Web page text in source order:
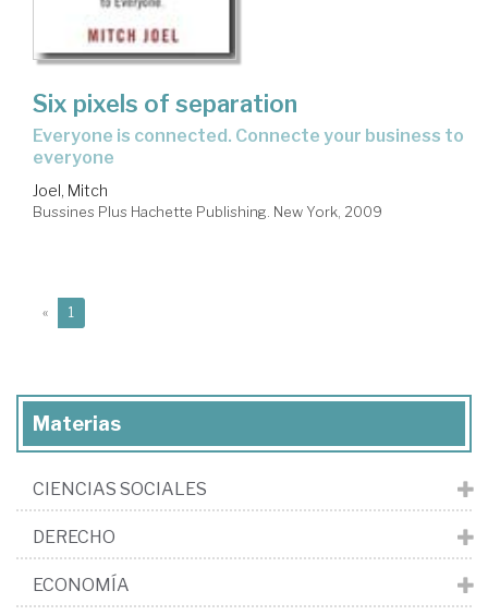
Six pixels of separation
everyone is connected. Connecte your business to
everyone
Joel, Mitch
Bussines Plus Hachette Publishing. New York, 2009
« 1
Materias
CIENCIAS SOCIALES
DERECHO
ECONOMÍA